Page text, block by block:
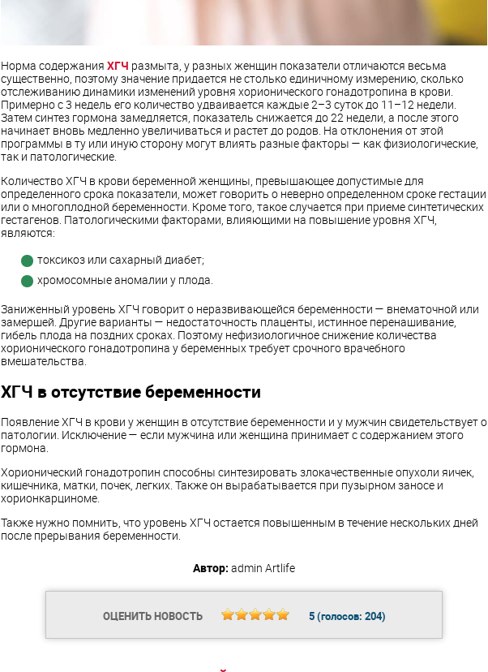
Норма содержания ХГЧ размыта, у разных женщин показатели отличаются весьма
существенно, поэтому значение придается не столько единичному измерению, сколько
отслеживанию динамики изменений уровня хорионического гонадотропина в крови.
Примерно с 3 недель его количество удваивается каждые 2–3 суток до 11–12 недели.
Затем синтез гормона замедляется, показатель снижается до 22 недели, а после этого
начинает вновь медленно увеличиваться и растет до родов. На отклонения от этой
программы в ту или иную сторону могут влиять разные факторы — как физиологические,
так и патологические.
Количество ХГЧ в крови беременной женщины, превышающее допустимые для
определенного срока показатели, может говорить о неверно определенном сроке гестации
или о многоплодной беременности. Кроме того, такое случается при приеме синтетических
гестагенов. Патологическими факторами, влияющими на повышение уровня ХГЧ,
являются:
токсикоз или сахарный диабет;
хромосомные аномалии у плода.
Заниженный уровень ХГЧ говорит о неразвивающейся беременности — внематочной или
замершей. Другие варианты — недостаточность плаценты, истинное перенашивание,
гибель плода на поздних сроках. Поэтому нефизиологичное снижение количества
хорионического гонадотропина у беременных требует срочного врачебного
вмешательства.
ХГЧ в отсутствие беременности
Появление ХГЧ в крови у женщин в отсутствие беременности и у мужчин свидетельствует о
патологии. Исключение — если мужчина или женщина принимает с содержанием этого
гормона.
Хорионический гонадотропин способны синтезировать злокачественные опухоли яичек,
кишечника, матки, почек, легких. Также он вырабатывается при пузырном заносе и
хорионкарциноме.
Также нужно помнить, что уровень ХГЧ остается повышенным в течение нескольких дней
после прерывания беременности.
Автор: admin Artlife
ОЦЕНИТЬ НОВОСТЬ 5(голосов: 204)